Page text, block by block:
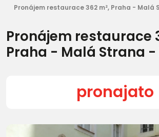
Pronájem restaurace 362 m², Praha - Malá
Pronájem restaurace
Praha - Malá Strana -
pronajato